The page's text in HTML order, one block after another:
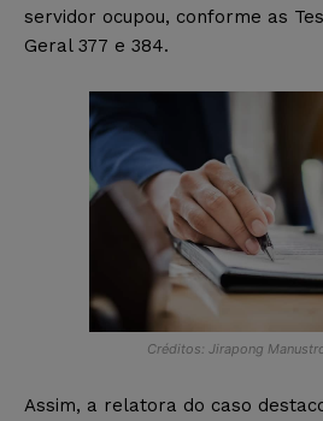
servidor ocupou, conforme as
Geral 377 e 384.
Créditos: Jirapong
Assim, a relatora do caso